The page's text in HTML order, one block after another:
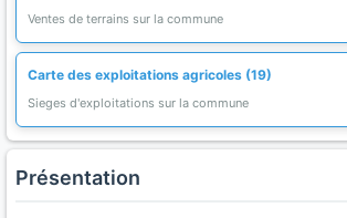
Ventes de terrains sur la commune
Carte des exploitations agricoles (19)
Sieges d'exploitations sur la commune
Présentation